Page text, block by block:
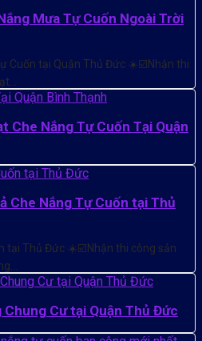
Mưa Tự Cuốn Ngoài Trời
Cuốn tại Quận Thủ Đức ☀️☑️Nhận thi
Che Nắng Tự Cuốn Tại Quận
Che Nắng Tự Cuốn tại Thủ
tại Thủ Đức ☀️☑️Nhận thi công sản
Chung Cư tại Quận Thủ Đức